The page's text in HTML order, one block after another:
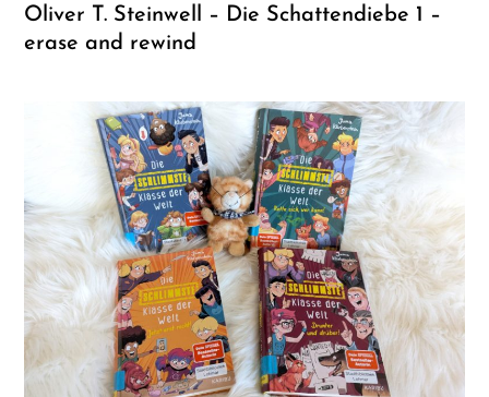
Oliver T. Steinwell – Die Schattendiebe 1 –
erase and rewind